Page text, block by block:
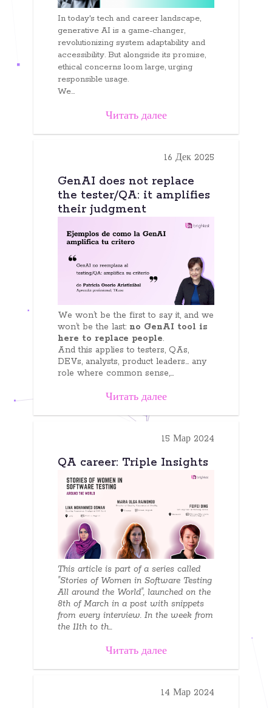
In today's tech and career landscape,
generative AI is a game-changer,
revolutionizing system adaptability and
accessibility. But alongside its promise,
ethical concerns loom large, urging
responsible usage.
We...
Читать далее
16 Дек 2025
GenAI does not replace
the tester/QA: it amplifies
their judgment
We won’t be the first to say it, and we
won’t be the last: no GenAI tool is
here to replace people.
And this applies to testers, QAs,
DEVs, analysts, product leaders… any
role where common sense,...
Читать далее
15 Мар 2024
QA career: Triple Insights
This article is part of a series called
"Stories of Women in Software Testing
All around the World", launched on the
8th of March in a post with snippets
from every interview. In the week from
the 11th to th...
Читать далее
14 Мар 2024